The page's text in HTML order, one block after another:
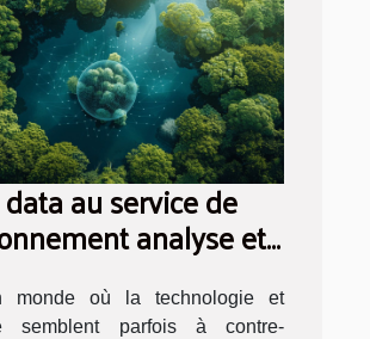
au service de
analyse et
des ressources
monde où la technologie et
semblent parfois à contre-